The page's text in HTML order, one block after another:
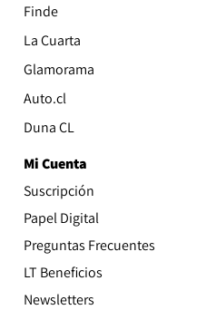
Finde
La Cuarta
Glamorama
Auto.cl
Duna CL
Mi Cuenta
Suscripción
Papel Digital
Preguntas Frecuentes
LT Beneficios
Newsletters